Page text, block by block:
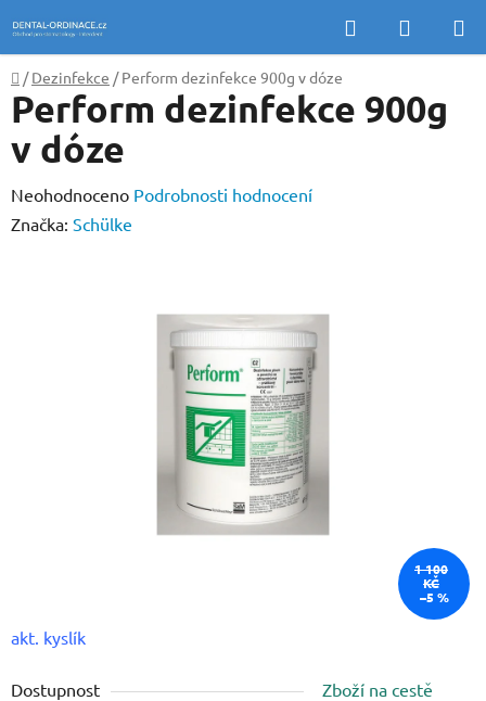
na
obsah
Hledat
KOŠÍK
Domů
/ Dezinfekce / Perform dezinfekce 900g v dóze
akt. kyslík
Dostupnost
Zboží na cestě
Perform dezinfekce 900g
v dóze
Průměrné
hodnocení
Neohodnoceno Podrobnosti hodnocení
Značka: Schülke
1 100
KČ
–5 %